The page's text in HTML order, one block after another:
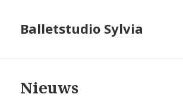
Balletstudio Sylvia
Nieuws